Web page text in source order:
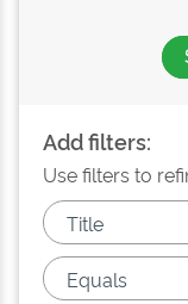
Add filters:
Use filters to